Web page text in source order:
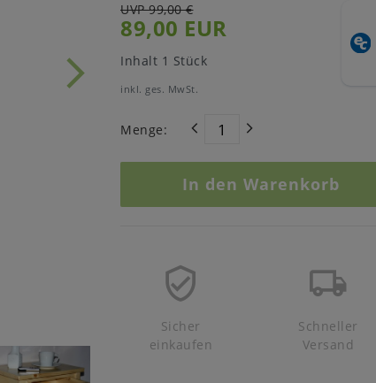
UVP 99,00 €
89,00 EUR
Inhalt 1 Stück
inkl. ges. MwSt.
Menge:
In den Warenkorb
Sicher
einkaufen
Schneller
Versand